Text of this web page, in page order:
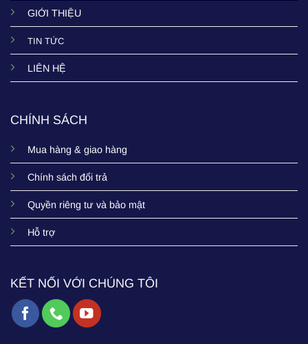
GIỚI THIỆU
TIN TỨC
LIÊN HỆ
CHÍNH SÁCH
Mua hàng & giao hàng
Chính sách đổi trả
Quyền riêng tư và bảo mật
Hỗ trợ
KẾT NỐI VỚI CHÚNG TÔI